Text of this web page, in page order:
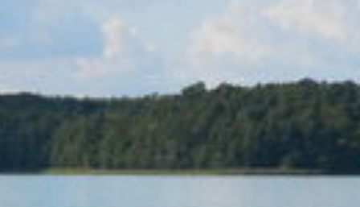
CENTER